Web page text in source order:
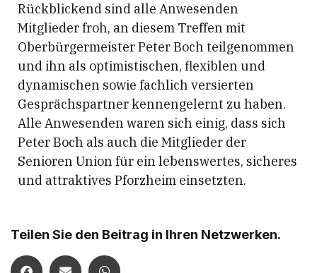
Rückblickend sind alle Anwesenden
Mitglieder froh, an diesem Treffen mit
Oberbürgermeister Peter Boch teilgenommen
und ihn als optimistischen, flexiblen und
dynamischen sowie fachlich versierten
Gesprächspartner kennengelernt zu haben.
Alle Anwesenden waren sich einig, dass sich
Peter Boch als auch die Mitglieder der
Senioren Union für ein lebenswertes, sicheres
und attraktives Pforzheim einsetzten.
Teilen Sie den Beitrag in Ihren Netzwerken.